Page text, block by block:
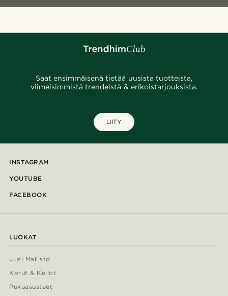
Saat ensimmäisenä tietää uusista tuotteista,
viimeisimmistä trendeistä & erikoistarjouksista.
LIITY
INSTAGRAM
YOUTUBE
FACEBOOK
LUOKAT
Uusi Mallisto
Korut & Kellot
Pukuasusteet